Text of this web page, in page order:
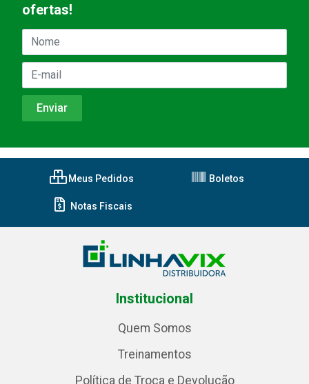
ofertas!
Meus Pedidos Boletos
Notas Fiscais
Institucional
Quem Somos
Treinamentos
Política de Troca e Devolução